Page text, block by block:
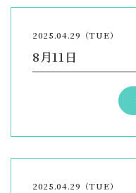
2025.04.29（TUE）
8月11日
2025.04.29（TUE）